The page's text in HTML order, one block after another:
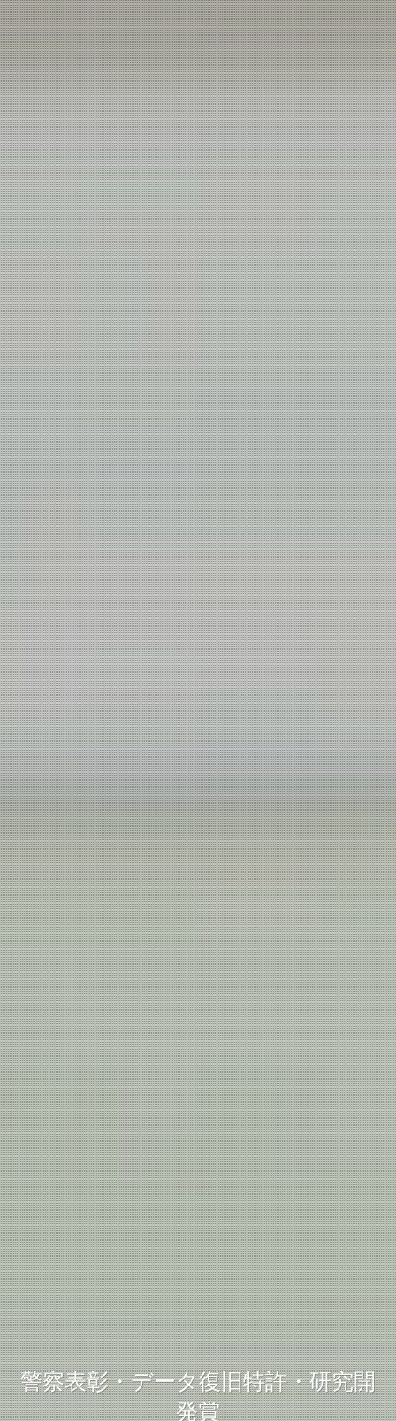
アイフォレンセ日本データ復旧研究
所
デジタル証拠の復元・フォレンジッ
ク調査
警察表彰・データ復旧特許・研究開
発賞
アイフォレンセ日本データ復旧研究
所